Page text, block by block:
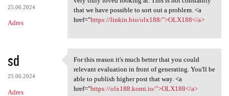
25.06.2024
Adres
that we have possible to sort out a problem. <a
href="https://linkin.bio/olx188/">OLX188</a>
sd
25.06.2024
Adres
For this reason it's much
For this reason it's much better that you could
relevant evaluation in front of generating. You'll be
able to publish higher post that way. <a
href="https://olx188.komi.io/">OLX188</a>